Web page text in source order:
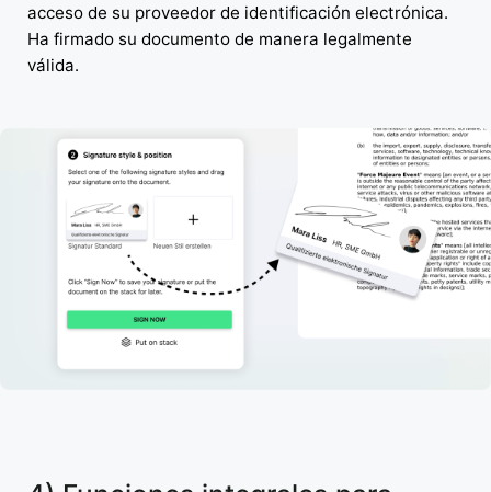
acceso de su proveedor de identificación electrónica.
Ha firmado su documento de manera legalmente
válida.